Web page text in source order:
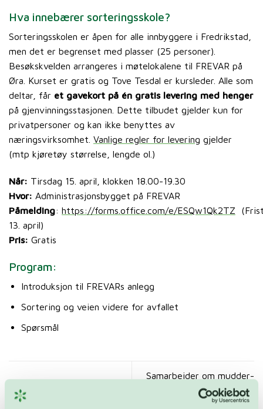
Hva innebærer sorteringsskole?
Sorteringsskolen er åpen for alle innbyggere i Fredrikstad,
men det er begrenset med plasser (25 personer).
Besøkskvelden arrangeres i møtelokalene til FREVAR på
Øra. Kurset er gratis og Tove Tesdal er kursleder. Alle som
deltar, får et gavekort på én gratis levering med henger
på gjenvinningsstasjonen. Dette tilbudet gjelder kun for
privatpersoner og kan ikke benyttes av
næringsvirksomhet. Vanlige regler for levering gjelder
(mtp kjøretøy størrelse, lengde ol.)
Når: Tirsdag 15. april, klokken 18.00-19.30
Hvor: Administrasjonsbygget på FREVAR
Påmelding: https://forms.office.com/e/ESQw1Qk2TZ
13. april)
Pris: Gratis
Program:
Introduksjon til FREVARs anlegg
Sortering og veien videre for avfallet
Spørsmål
Kranselag for FARA
Samarbeider om mudder-
løsning